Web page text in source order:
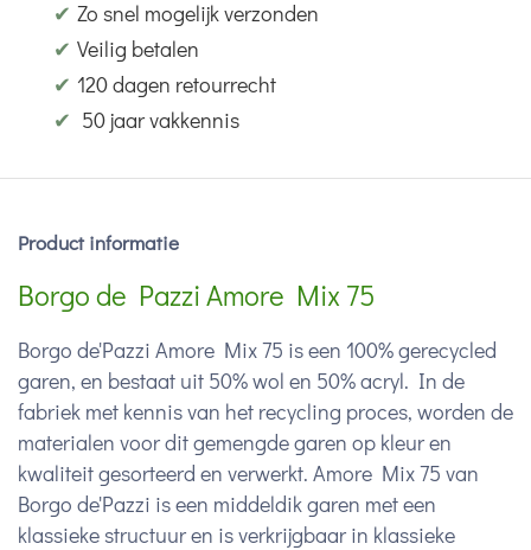
✔ Zo snel mogelijk verzonden
✔ Veilig betalen
✔ 120 dagen retourrecht
✔ 50 jaar vakkennis
Product informatie
Borgo de Pazzi Amore Mix 75
Borgo de'Pazzi Amore Mix 75 is een 100% gerecycled
garen, en bestaat uit 50% wol en 50% acryl. In de
fabriek met kennis van het recycling proces, worden de
materialen voor dit gemengde garen op kleur en
kwaliteit gesorteerd en verwerkt. Amore Mix 75 van
Borgo de'Pazzi is een middeldik garen met een
klassieke structuur en is verkrijgbaar in klassieke